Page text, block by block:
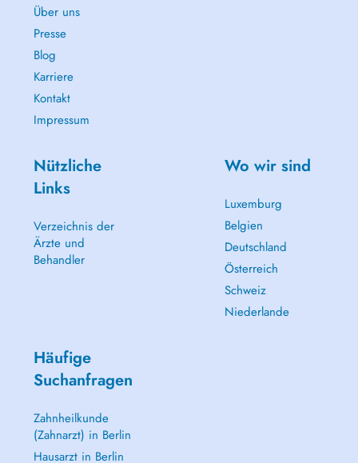
Über uns
Presse
Blog
Karriere
Kontakt
Impressum
Nützliche
Links
Verzeichnis der
Ärzte und
Behandler
Wo wir sind
Luxemburg
Belgien
Deutschland
Österreich
Schweiz
Niederlande
Häufige
Suchanfragen
Zahnheilkunde
(Zahnarzt) in Berlin
Hausarzt in Berlin